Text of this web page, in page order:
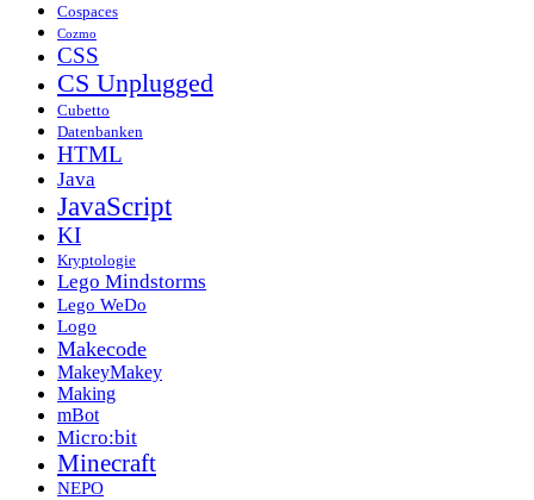
Cospaces
Cozmo
CSS
CS Unplugged
Cubetto
Datenbanken
HTML
Java
JavaScript
KI
Kryptologie
Lego Mindstorms
Lego WeDo
Logo
Makecode
MakeyMakey
Making
mBot
Micro:bit
Minecraft
NEPO